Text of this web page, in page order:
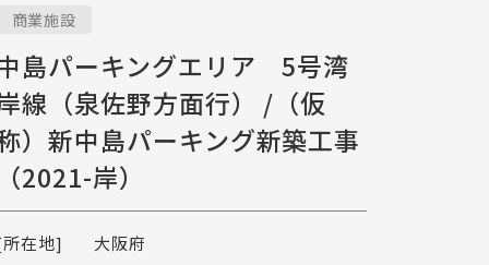
商業施設
島パーキングエリア 5号湾
線（泉佐野方面行） /（仮
）新中島パーキング新築工事
2021-岸）
在地] 大阪府